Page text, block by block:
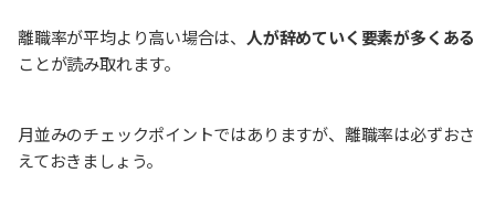
離職率が平均より高い場合は、 人が辞めていく要素が多くある
ことが読み取れます。
月並みのチェックポイントではありますが、離職率は必ずおさ
えておきましょう。